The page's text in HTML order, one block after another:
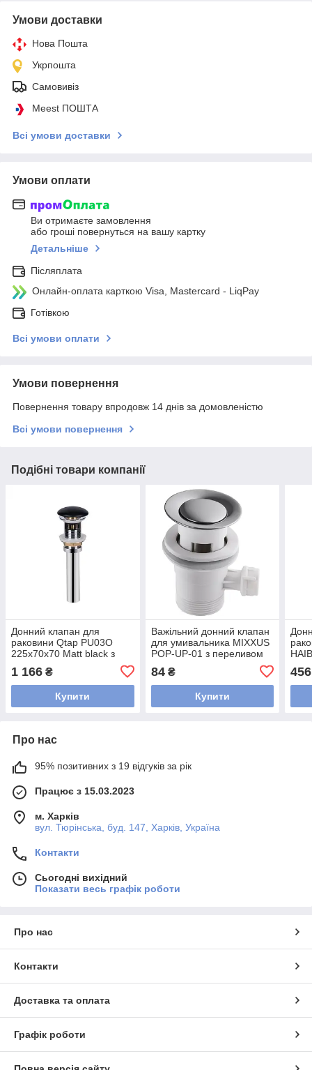
Умови доставки
Нова Пошта
Укрпошта
Самовивіз
Meest ПОШТА
Всі умови доставки
Умови оплати
Ви отримаєте замовлення
або гроші повернуться на вашу картку
Детальніше
Післяплата
Онлайн-оплата карткою Visa, Mastercard - LiqPay
Готівкою
Всі умови оплати
Умови повернення
Повернення товару впродовж 14 днів за домовленістю
Всі умови повернення
Подібні товари компанії
Донний клапан для
раковини Qtap PU03O
225х70х70 Matt black з
1 166 ₴
Купити
Важільний донний клапан
для умивальника MIXXUS
POP-UP-01 з переливом
(MI1676)
84₴
Купити
456
Про нас
95% позитивних з 19 відгуків за рік
Працює з 15.03.2023
м. Харків
вул. Тюрінська, буд. 147, Харків, Україна
Контакти
Сьогодні вихідний
Показати весь графік роботи
Про нас
Контакти
Доставка та оплата
Графік роботи